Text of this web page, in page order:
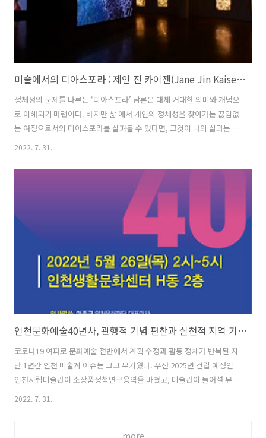
미술에서의 디아스포라 : 제인 진 카이젠(Jane Jin Kaisen)작가와 작업 중심으로
정체성의 문제를 다루는 ‘디아스포라’ 담론은 대체 거대한 의미와 개념으
로 이해되기 마련이다. 하지만 삶 에서 개인의 정체성을 찾아가는 끊임없
는 여정으로서의 디아스포라를 살펴볼 수 있다면, 그것이 나의 삶과는 무
관한 거대담론이 아니라, 매일의 일상을 살아가는 개개인의 치열한 고군
시각문법을 다루며 광범위한 리서치와 다학제간 연구, 다양한 공동체와
교류를 바탕으로 활동하는 시각예술가 제인 진 카이젠(Jane Jin
Kaisen, 1980~)은 한국 제주도 출생으로 덴마크에 입양된 이후 덴마크
왕립예술학교, UCLA 에서 수학했으며, 코펜하겐에서 활동하고 있다.
2021년 개인전 《이별의 공동체》 (아트선재센터/서울), 제인 진 카이
2022. 7. 31.
인천문화예술40년사, 관행적 기념 편찬과 실천적 지역 기록화 사이에서
코로나19 여파로 문화예술 전반에서 계획 수정과 활동 정체가 반복된 지
난 1년간 인천 미술계 이슈는 크고 무거웠다. 우선 2025년 건립 예정인
인천시립미술관이 소장품정책연구용역을 마쳤고, 미술관이 들어설 뮤지
2022. 7. 31.
more